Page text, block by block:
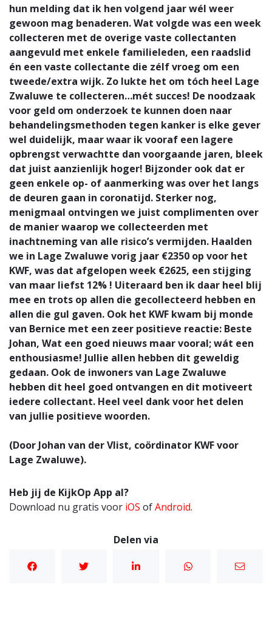
hun melding dat ik hen volgend jaar wél weer
gewoon mag benaderen. Wat volgde was een week
collecteren met de overige vaste collectanten
aangevuld met enkele familieleden, een raadslid
én een vaste collectante die zélf vroeg om een
tweede/extra wijk. Zo lukte het om tóch heel Lage
Zwaluwe te collecteren…mét succes! De noodzaak
voor geld om onderzoek te kunnen doen naar
behandelingsmethoden tegen kanker is elke gever
wel duidelijk, maar waar ik vooraf een lagere
opbrengst verwachtte dan voorgaande jaren, bleek
dat juist aanzienlijk hoger! Bijzonder ook dat er
geen enkele op- of aanmerking was over het langs
de deuren gaan in coronatijd. Sterker nog,
menigmaal ontvingen we juist complimenten over
de manier waarop we collecteerden met
inachtneming van alle risico’s vermijden. Haalden
we in Lage Zwaluwe vorig jaar €2350 op voor het
KWF, was dat afgelopen week €2625, een stijging
van maar liefst 12% ! Uiteraard ben ik daar heel blij
mee en trots op allen die gecollecteerd hebben en
allen die gul gaven. Ook het KWF kwam bij monde
van Bernice met een zeer positieve reactie: Beste
Johan, Wat een goed nieuws maar vooral; wát een
enthousiasme! Jullie allen hebben dit geweldig
gedaan. Ook de inwoners van Lage Zwaluwe
hebben dit heel goed ontvangen en dit motiveert
iedere collectant. Heel veel dank voor het delen
van jullie positieve woorden.
(Door Johan van der Vlist, coördinator KWF voor
Lage Zwaluwe).
Heb jij de KijkOp App al?
Download nu gratis voor iOS ofAndroid.
Delen via